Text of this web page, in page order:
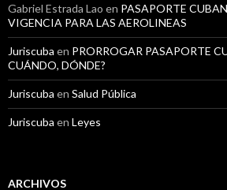
Gabriel Estrada Lao en PASAPORTE
VIGENCIA PARA LAS AEROLINEAS
Juriscuba en PRORROGAR PASAPORTE
CUÁNDO, DÓNDE?
Juriscuba en Salud Pública
Juriscuba en Leyes
ARCHIVOS